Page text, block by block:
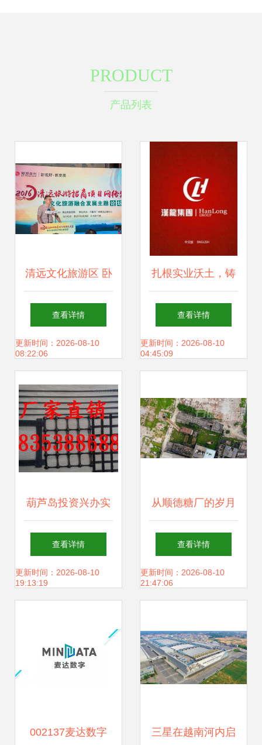
PRODUCT
产品列表
清远文化旅游区 卧
龙新天地助力清远
旅游创新发展
查看详情
更新时间：2026-08-10
08:22:06
扎根实业沃土，铸
就川企脊梁——四
川汉龙集团投资兴
践
查看详情
更新时间：2026-08-10
04:45:09
葫芦岛投资兴办实
业指南
查看详情
更新时间：2026-08-10
19:13:19
从顺德糖厂的岁月
峥嵘看实业投资的
深远价值
查看详情
更新时间：2026-08-10
21:47:06
002137麦达数字 三星在越南河内启